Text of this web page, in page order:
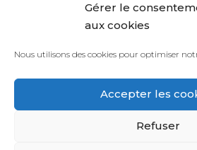
Gérer le
aux cookies
Nous utilisons des cookies pour optimiser
Accepter les
Refuser
Assurance décennale
Lorem ipsum dolor sit amet